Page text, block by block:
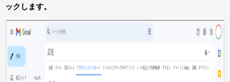
ックします。